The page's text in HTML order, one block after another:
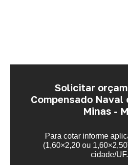
Solicitar
Compensado Naval
Minas -
Para cotar informe
(1,60×2,20 ou
cidade/UF.